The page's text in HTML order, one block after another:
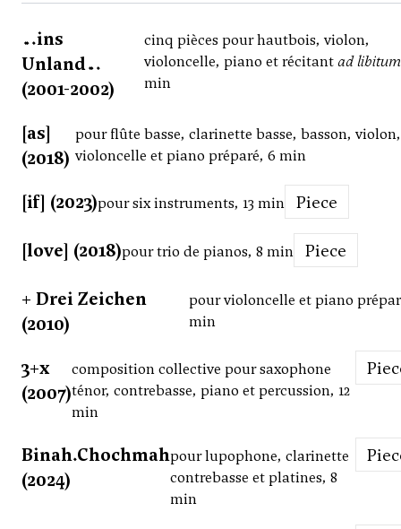
…ins
Unland…
(2001-2002)
cinq pièces pour hautbois, violon,
violoncelle, piano et récitantad libitum
min
[as]
(2018)
pour flûte basse, clarinette basse, basson, violon,
violoncelle et piano préparé, 6 min
[if] (2023)pour six instruments, 13 min Piece
[love] (2018)pour trio de pianos, 8 min Piece
+ Drei Zeichen
(2010)
pour violoncelle et piano
min
3+x
(2007)
composition collective pour saxophone
ténor, contrebasse, piano et percussion, 12
min
Binah.Chochmah
(2024)
pour lupophone, clarinette
contrebasse et platines, 8
min